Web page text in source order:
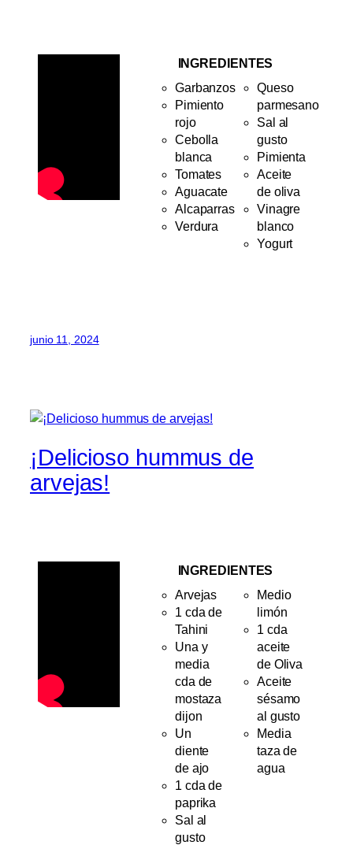
INGREDIENTES
Garbanzos
Pimiento
rojo
Cebolla
blanca
Tomates
Aguacate
Alcaparras
Verdura
Queso
parmesano
Sal al
gusto
Pimienta
Aceite
de oliva
Vinagre
blanco
Yogurt
junio 11, 2024
¡Delicioso hummus de
arvejas!
INGREDIENTES
Arvejas
1 cda de
Tahini
Una y
media
cda de
mostaza
dijon
Un
diente
de ajo
1 cda de
paprika
Sal al
gusto
Medio
limón
1 cda
aceite
de Oliva
Aceite
sésamo
al gusto
Media
taza de
agua